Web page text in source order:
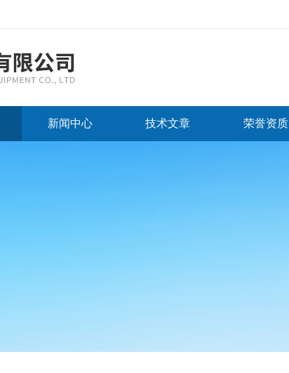
新闻中心 技术文章 荣誉资质